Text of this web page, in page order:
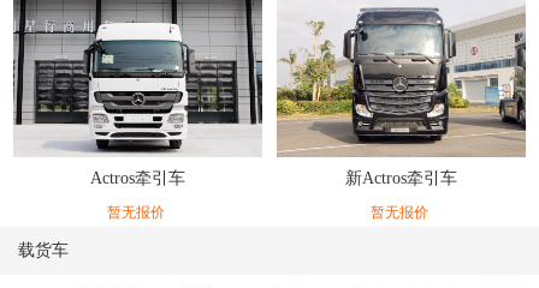
Actros牵引车
暂无报价
新Actros牵引车
暂无报价
载货车